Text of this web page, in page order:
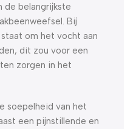
de belangrijkste
Bij
om het vocht aan
dit zou voor een
zorgen in het
soepelheid van het
een pijnstillende en